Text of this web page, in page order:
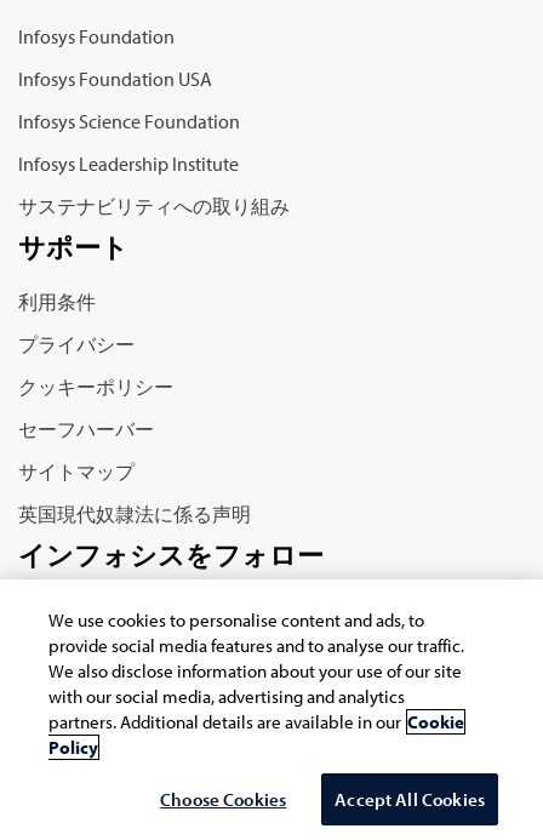
Infosys Foundation
Infosys Foundation USA
Infosys Science Foundation
Infosys Leadership Institute
サステナビリティへの取り組み
サポート
利用条件
プライバシー
クッキーポリシー
セーフハーバー
サイトマップ
英国現代奴隷法に係る声明
インフォシスをフォロー
Copyright © 2026 Infosys Limited
Select Country/region
We use cookies to personalise content and ads, to
provide social media features and to analyse our traffic.
We also disclose information about your use of our site
with our social media, advertising and analytics
partners. Additional details are available in our Cookie
Policy
Choose Cookies Accept All Cookies